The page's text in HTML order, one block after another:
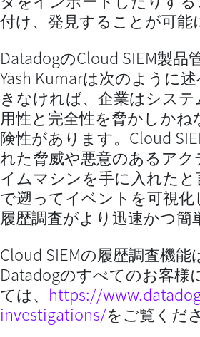
付け、発見することが可能
DatadogのCloud SIEM製
Yash Kumarは次のように
きなければ、企業はシス
用性と完全性を脅かしか
険性があります。Cloud
れた脅威や悪意のあるア
イムマシンを手に入れた
で遡ってイベントを可視化
履歴調査がより迅速かつ簡
Cloud SIEMの履歴調査機
Datadogのすべてのお客様
ては、 https://
investigations/をご覧くだ